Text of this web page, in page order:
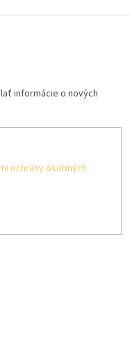
informácie o nových
ochrany osobných